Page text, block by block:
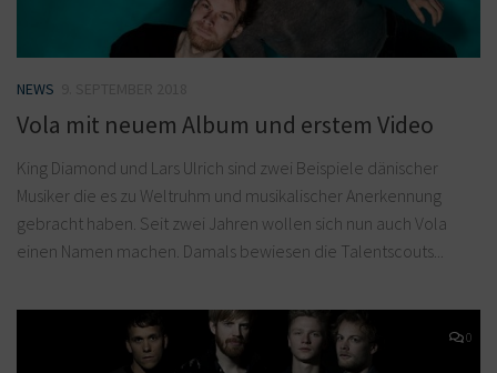
NEWS
Vola mit neuem Album und erstem Video
King Diamond und Lars Ulrich sind zwei Beispiele dänischer
Musiker die es zu Weltruhm und musikalischer Anerkennung
gebracht haben. Seit zwei Jahren wollen sich nun auch Vola
einen Namen machen. Damals bewiesen die Talentscouts...
0